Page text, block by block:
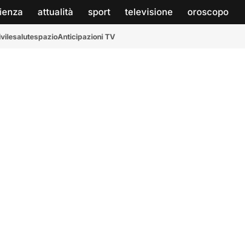
attualità sport televisione oroscopo
salutespazioAnticipazioni TV